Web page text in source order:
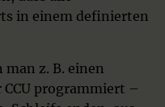
in einem definierten
z. B. einen
CCU programmiert –